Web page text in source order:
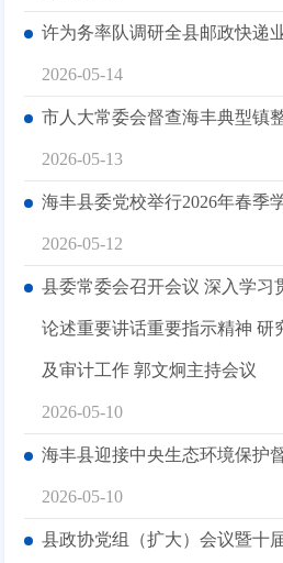
许为务率队调研全县邮政快递
2026-05-14
市人大常委会督查海丰典型镇
2026-05-13
海丰县委党校举行2026年春季
2026-05-12
县委常委会召开会议 深入学习
论述重要讲话重要指示精神 研
及审计工作 郭文炯主持会议
2026-05-10
海丰县迎接中央生态环境保护
2026-05-10
县政协党组（扩大）会议暨十